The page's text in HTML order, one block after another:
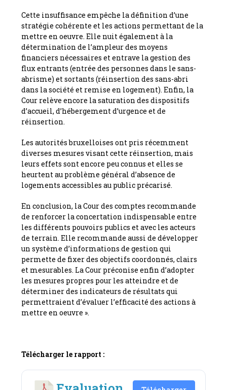
Cette insuffisance empêche la définition d’une
stratégie cohérente et les actions permettant de la
mettre en oeuvre. Elle nuit également à la
détermination de l’ampleur des moyens
financiers nécessaires et entrave la gestion des
flux entrants (entrée des personnes dans le sans-
abrisme) et sortants (réinsertion des sans-abri
dans la société et remise en logement). Enfin, la
Cour relève encore la saturation des dispositifs
d’accueil, d’hébergement d’urgence et de
réinsertion.
Les autorités bruxelloises ont pris récemment
diverses mesures visant cette réinsertion, mais
leurs effets sont encore peu connus et elles se
heurtent au problème général d’absence de
logements accessibles au public précarisé.
En conclusion, la Cour des comptes recommande
de renforcer la concertation indispensable entre
les différents pouvoirs publics et avec les acteurs
de terrain. Elle recommande aussi de développer
un système d’informations de gestion qui
permette de fixer des objectifs coordonnés, clairs
et mesurables. La Cour préconise enfin d’adopter
les mesures propres pour les atteindre et de
déterminer des indicateurs de résultats qui
permettraient d’évaluer l’efficacité des actions à
mettre en oeuvre ».
Télécharger le rapport :